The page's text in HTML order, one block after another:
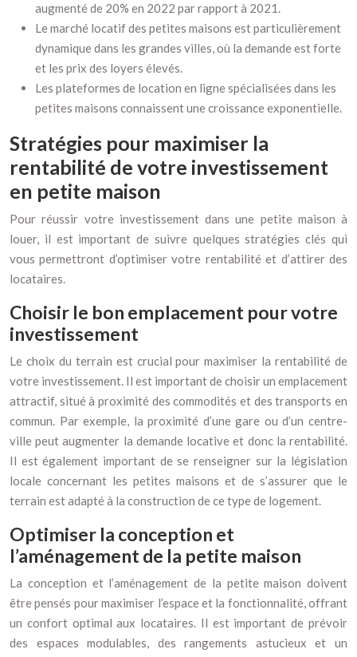
augmenté de 20% en 2022 par rapport à 2021.
Le marché locatif des petites maisons est particulièrement
dynamique dans les grandes villes, où la demande est forte
et les prix des loyers élevés.
Les plateformes de location en ligne spécialisées dans les
petites maisons connaissent une croissance exponentielle.
Stratégies pour maximiser la
rentabilité de votre investissement
en petite maison
Pour réussir votre investissement dans une petite maison à
louer, il est important de suivre quelques stratégies clés qui
vous permettront d’optimiser votre rentabilité et d’attirer des
locataires.
Choisir le bon emplacement pour votre
investissement
Le choix du terrain est crucial pour maximiser la rentabilité de
votre investissement. Il est important de choisir un emplacement
attractif, situé à proximité des commodités et des transports en
commun. Par exemple, la proximité d’une gare ou d’un centre-
ville peut augmenter la demande locative et donc la rentabilité.
Il est également important de se renseigner sur la législation
locale concernant les petites maisons et de s’assurer que le
terrain est adapté à la construction de ce type de logement.
Optimiser la conception et
l’aménagement de la petite maison
La conception et l’aménagement de la petite maison doivent
être pensés pour maximiser l’espace et la fonctionnalité, offrant
un confort optimal aux locataires. Il est important de prévoir
des espaces modulables, des rangements astucieux et un